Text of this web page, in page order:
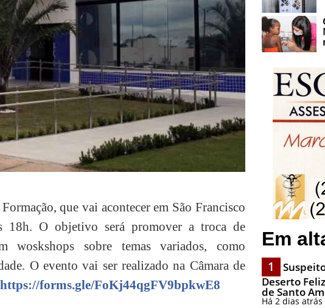
que vai acontecer em São Francisco
18h. O objetivo será promover a troca de
woskshops sobre temas variados, como
O evento vai ser realizado na Câmara de
https://forms.gle/FoKj44qgFV9bpkwE8
Em
1
Deserto
de Santo
Há 2 dias